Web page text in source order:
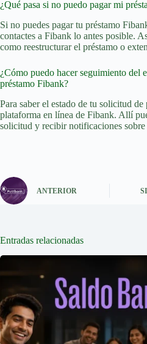
¿Qué pasa si no puedo pagar mi
Si no puedes pagar tu préstamo
contactes a Fibank lo antes posible.
como reestructurar el préstamo o
¿Cómo puedo hacer seguimiento del
préstamo Fibank?
Para saber el estado de tu solicitud
plataforma en línea de Fibank. Allí
solicitud y recibir notificaciones sobre
ANTERIOR
Entradas relacionadas